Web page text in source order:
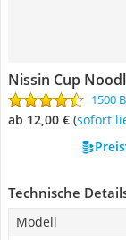
Nissin Cup
1500
ab 12,00 € ( Sofort
Technische
Modell